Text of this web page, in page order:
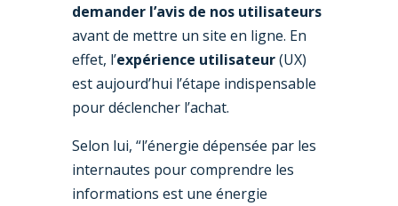
demander l’avis de nos utilisateurs
avant de mettre un site en ligne. En
effet, l’expérience utilisateur(UX)
est aujourd’hui l’étape indispensable
pour déclencher l’achat.
Selon lui, “l’énergie dépensée par les
internautes pour comprendre les
informations est une énergie